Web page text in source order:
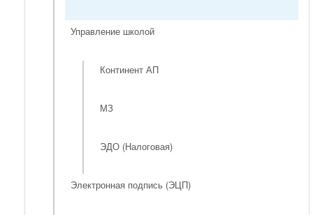
Управление школой
Континент АП
МЗ
ЭДО (Налоговая)
Электронная подпись (ЭЦП)